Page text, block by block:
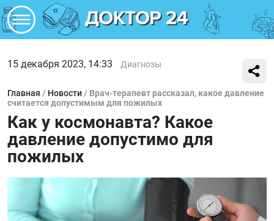
15 декабря 2023, 14:33 Диагнозы
Главная / Новости / Врач-терапевт рассказал, какое давление
считается допустимым для пожилых
Как у космонавта? Какое
давление допустимо для
пожилых